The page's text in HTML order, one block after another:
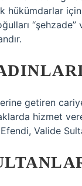
hükümdarlar için
getiren
hizmet
Efendi, Valide